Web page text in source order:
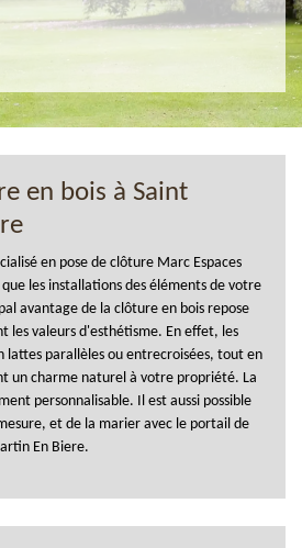
en bois à Saint
en pose de clôture Marc Espaces
les installations des éléments de votre
avantage de la clôture en bois repose
les valeurs d'esthétisme. En effet, les
lattes parallèles ou entrecroisées, tout en
un charme naturel à votre propriété. La
personnalisable. Il est aussi possible
et de la marier avec le portail de
En Biere.